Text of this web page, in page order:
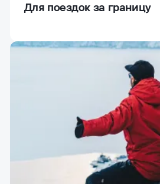
Для поездок за границу